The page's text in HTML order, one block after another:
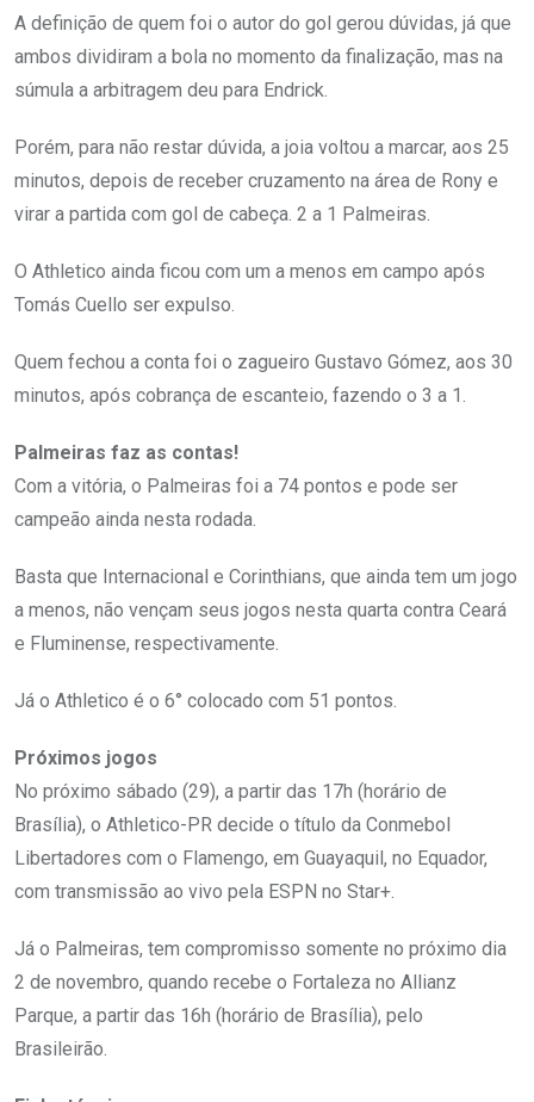
A definição de quem foi o autor do gol gerou dúvidas, já que
ambos dividiram a bola no momento da finalização, mas na
súmula a arbitragem deu para Endrick.
Porém, para não restar dúvida, a joia voltou a marcar, aos 25
minutos, depois de receber cruzamento na área de Rony e
virar a partida com gol de cabeça. 2 a 1 Palmeiras.
O Athletico ainda ficou com um a menos em campo após
Tomás Cuello ser expulso.
Quem fechou a conta foi o zagueiro Gustavo Gómez, aos 30
minutos, após cobrança de escanteio, fazendo o 3 a 1.
Palmeiras faz as contas!
Com a vitória, o Palmeiras foi a 74 pontos e pode ser
campeão ainda nesta rodada.
Basta que Internacional e Corinthians, que ainda tem um jogo
a menos, não vençam seus jogos nesta quarta contra Ceará
e Fluminense, respectivamente.
Já o Athletico é o 6° colocado com 51 pontos.
Próximos jogos
No próximo sábado (29), a partir das 17h (horário de
Brasília), o Athletico-PR decide o título da Conmebol
Libertadores com o Flamengo, em Guayaquil, no Equador,
com transmissão ao vivo pela ESPN no Star+.
Já o Palmeiras, tem compromisso somente no próximo dia
2 de novembro, quando recebe o Fortaleza no Allianz
Parque, a partir das 16h (horário de Brasília), pelo
Brasileirão.